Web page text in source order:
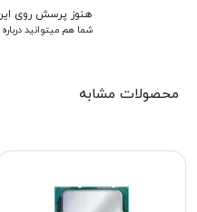
هنوز پرسش روی
شما هم میتوانید
محصولات مشابه